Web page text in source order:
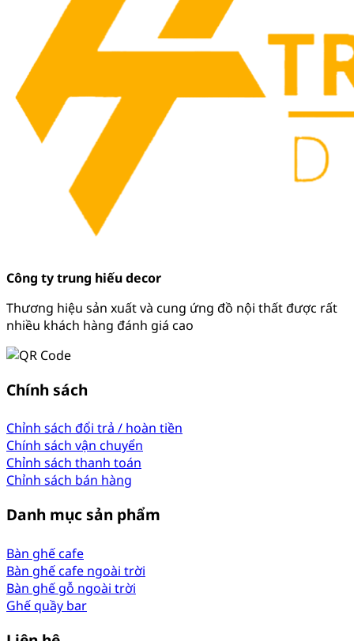
Công ty trung hiếu decor
Thương hiệu sản xuất và cung ứng đồ nội thất được rất
nhiều khách hàng đánh giá cao
Chính sách
Chỉnh sách đổi trả / hoàn tiền
Chính sách vận chuyển
Chỉnh sách thanh toán
Chỉnh sách bán hàng
Danh mục sản phẩm
Bàn ghế cafe
Bàn ghế cafe ngoài trời
Bàn ghế gỗ ngoài trời
Ghế quầy bar